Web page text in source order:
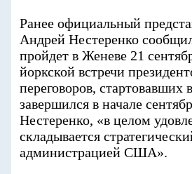
Ранее официальный
Андрей Нестеренко
пройдет в Женеве 21
йоркской встречи
переговоров,
завершился в начале
Нестеренко, «в целом
складывается
администрацией США».